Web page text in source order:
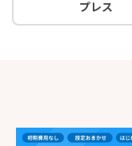
プレス